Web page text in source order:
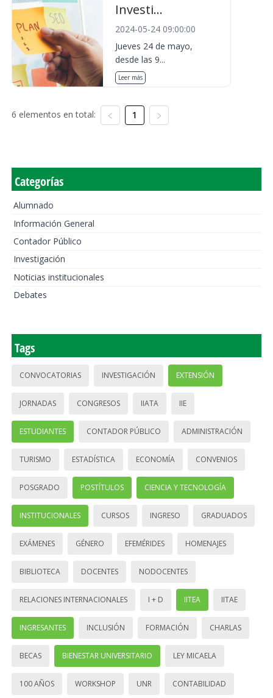
Investi...
2024-05-24 09:00:00
Jueves 24 de mayo,
desde las 9...
Leer más
6 elementos en total: 1
Categorías
Alumnado
Información General
Contador Público
Investigación
Noticias institucionales
Debates
Tags
CONVOCATORIAS INVESTIGACIÓN EXTENSIÓN
JORNADAS CONGRESOS IIATA IIE
ESTUDIANTES CONTADOR PÚBLICO ADMINISTRACIÓN
TURISMO ESTADÍSTICA ECONOMÍA CONVENIOS
POSGRADO POSTÍTULOS CIENCIA Y TECNOLOGÍA
INSTITUCIONALES CURSOS INGRESO GRADUADOS
EXÁMENES GÉNERO EFEMÉRIDES HOMENAJES
BIBLIOTECA DOCENTES NODOCENTES
RELACIONES INTERNACIONALES I + D IITEA IITAE
INGRESANTES INCLUSIÓN FORMACIÓN CHARLAS
BECAS BIENESTAR UNIVERSITARIO LEY MICAELA
100 AÑOS WORKSHOP UNR CONTABILIDAD